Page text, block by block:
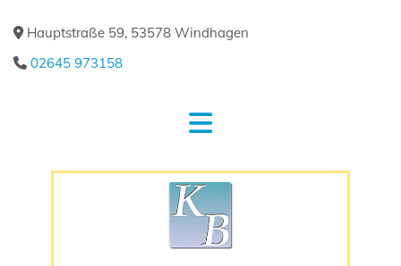
Hauptstraße 59, 53578 Windhagen
 02645 973158